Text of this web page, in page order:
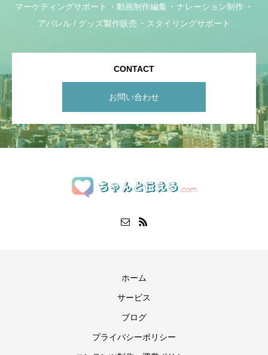
マーケティングサポート
動画制作編集
ナレーション制作
アパレル / グッズ製作販売
スタイリングサポート
CONTACT
お問い合わせ
ホーム
サービス
ブログ
プライバシーポリシー